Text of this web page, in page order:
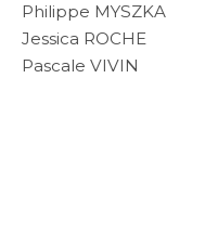
Philippe MYSZKA
Jessica ROCHE
Pascale VIVIN